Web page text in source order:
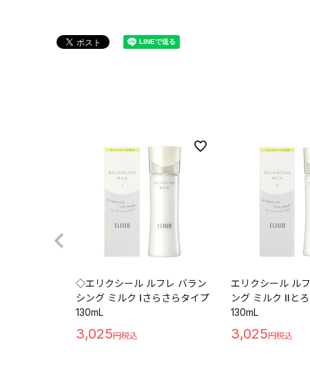
◇エリクシール ルフレ バラン
シング ミルク Ⅰさらさらタイプ
130mL
3,025
エリクシール ル
ング ミルク Ⅱと
130mL
3,025